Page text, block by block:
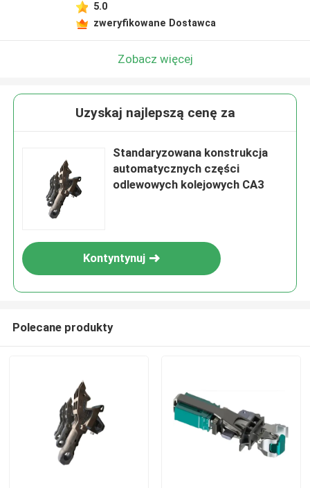
5.0
zweryfikowane Dostawca
Zobacz więcej
Uzyskaj najlepszą cenę za
Standaryzowana konstrukcja
automatycznych części
odlewowych kolejowych CA3
Kontyntynuj
Polecane produkty